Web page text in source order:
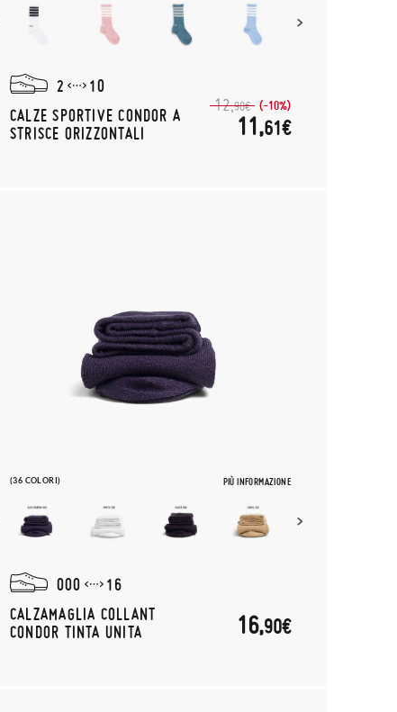
2
10
CALZE SPORTIVE CONDOR A
STRISCE ORIZZONTALI
12,90€ (-10%)
11,61€
(36 COLORI) PIÙ INFORMAZIONE
000
16
CALZAMAGLIA COLLANT
CONDOR TINTA UNITA
16,90€